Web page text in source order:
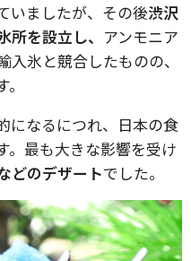
いましたが、その後渋沢
を設立し、 アンモニア
氷と競合したものの、
になるにつれ、日本の食
。最も大きな影響を受け
どのデザートでした。